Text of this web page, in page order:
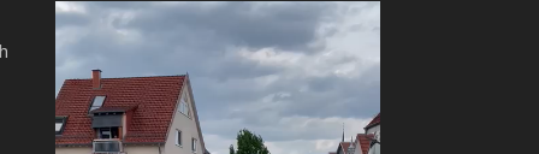
Video-
Player